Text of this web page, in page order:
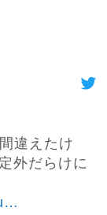
違えたけ
外だらけに
…